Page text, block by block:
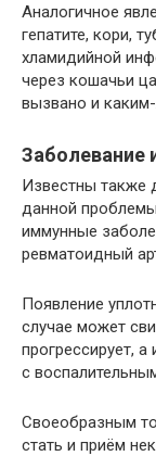
Аналогичное
гепатите, кори,
хламидийной
через кошачьи
вызвано и
Заболевание
Известны также
данной
иммунные
ревматоидный
Появление
случае может
прогрессирует,
с
Своеобразным
стать и приём